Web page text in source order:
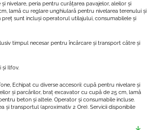
nivelare, peria pentru curățarea pavajelor, aleilor și
lamă cu reglare unghiulară pentru nivelarea terenului și
sunt incluși operatorul utilajului, consumabilele și
timpul necesar pentru încărcare și transport către și
și Ilfov.
Echipat cu diverse accesorii: cupă pentru nivelare și
și parcărilor, braț excavator cu cupă de 25 cm, lamă
beton și altele. Operator și consumabile incluse.
și transportul (aproximativ 2 Ore). Servicii disponibile